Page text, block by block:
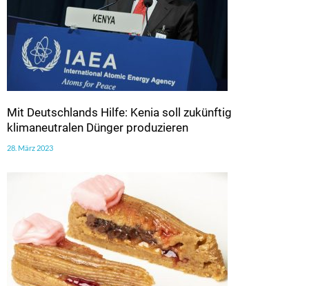
Mit Deutschlands Hilfe: Kenia soll zukünftig
klimaneutralen Dünger produzieren
28. März 2023